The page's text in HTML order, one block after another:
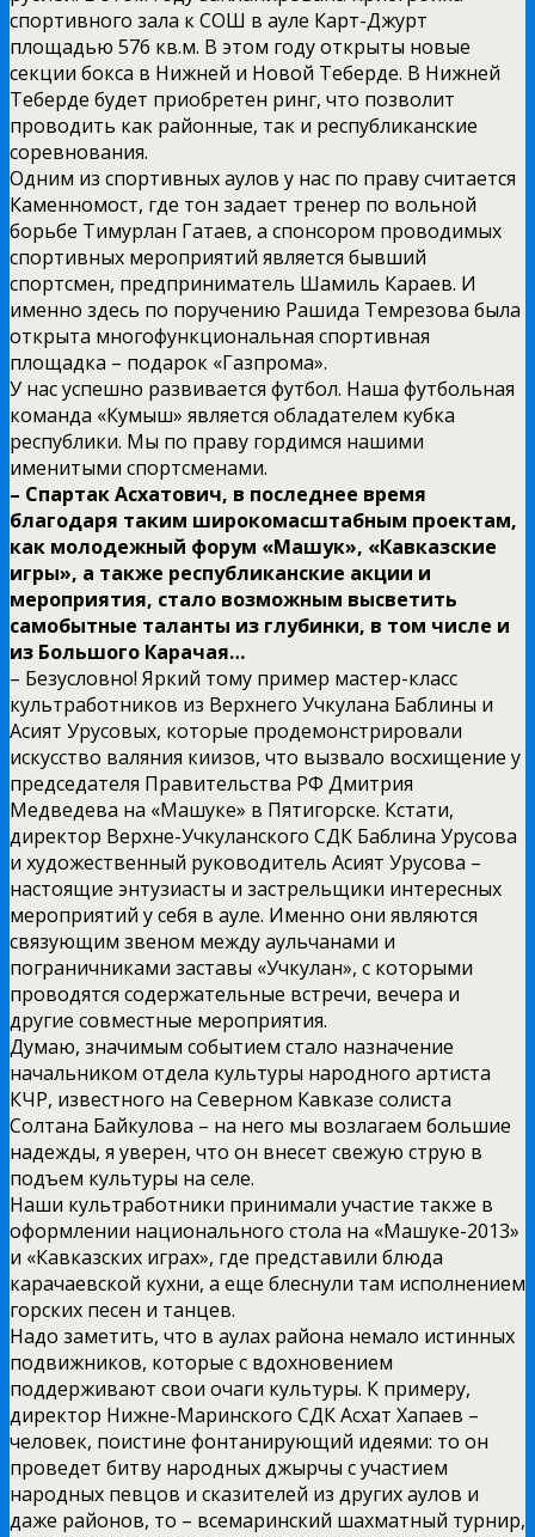
спортивного зала к СОШ в ауле Карт-Джурт
площадью 576 кв.м. В этом году открыты новые
секции бокса в Нижней и Новой Теберде. В Нижней
Теберде будет приобретен ринг, что позволит
проводить как районные, так и республиканские
соревнования.
Одним из спортивных аулов у нас по праву считается
Каменномост, где тон задает тренер по вольной
борьбе Тимурлан Гатаев, а спонсором проводимых
спортивных мероприятий является бывший
спортсмен, предприниматель Шамиль Караев. И
именно здесь по поручению Рашида Темрезова была
открыта многофункциональная спортивная
площадка – подарок «Газпрома».
У нас успешно развивается футбол. Наша футбольная
команда «Кумыш» является обладателем кубка
республики. Мы по праву гордимся нашими
именитыми спортсменами.
– Спартак Асхатович, в последнее время
благодаря таким широкомасштабным проектам,
как молодежный форум «Машук», «Кавказские
игры», а также республиканские акции и
мероприятия, стало возможным высветить
самобытные таланты из глубинки, в том числе и
из Большого Карачая…
– Безусловно! Яркий тому пример мастер-класс
культработников из Верхнего Учкулана Баблины и
Асият Урусовых, которые продемонстрировали
искусство валяния киизов, что вызвало восхищение у
председателя Правительства РФ Дмитрия
Медведева на «Машуке» в Пятигорске. Кстати,
директор Верхне-Учкуланского СДК Баблина Урусова
и художественный руководитель Асият Урусова –
настоящие энтузиасты и застрельщики интересных
мероприятий у себя в ауле. Именно они являются
связующим звеном между аульчанами и
пограничниками заставы «Учкулан», с которыми
проводятся содержательные встречи, вечера и
другие совместные мероприятия.
Думаю, значимым событием стало назначение
начальником отдела культуры народного артиста
КЧР, известного на Северном Кавказе солиста
Солтана Байкулова – на него мы возлагаем большие
надежды, я уверен, что он внесет свежую струю в
подъем культуры на селе.
Наши культработники принимали участие также в
оформлении национального стола на «Машуке-2013»
и «Кавказских играх», где представили блюда
карачаевской кухни, а еще блеснули там исполнением
горских песен и танцев.
Надо заметить, что в аулах района немало истинных
подвижников, которые с вдохновением
поддерживают свои очаги культуры. К примеру,
директор Нижне-Маринского СДК Асхат Хапаев –
человек, поистине фонтанирующий идеями: то он
проведет битву народных джырчы с участием
народных певцов и сказителей из других аулов и
даже районов, то – всемаринский шахматный турнир,